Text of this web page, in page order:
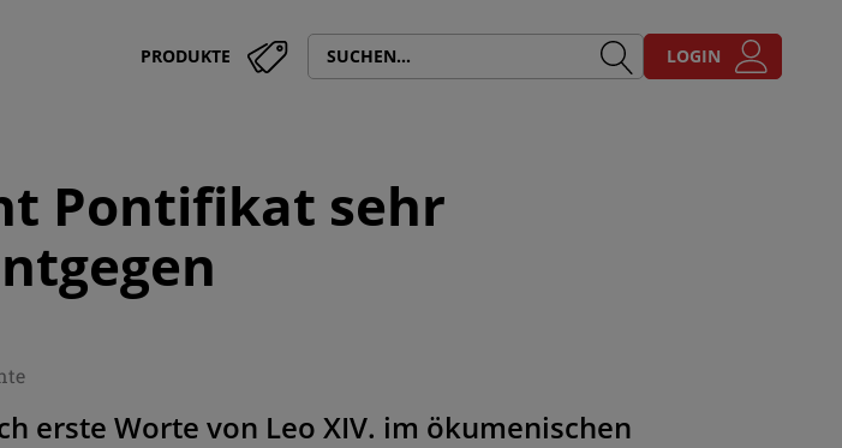
PRODUKTE LOGIN
Pontifikat sehr
erste Worte von Leo XIV. im ökumenischen